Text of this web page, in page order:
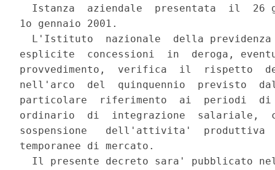
Istanza  aziendale  presentata  il  26
1o gennaio 2001.
L'Istituto  nazionale  della
esplicite  concessioni  in  deroga,
provvedimento,  verifica  il  rispetto
nell'arco  del  quinquennio  previsto
particolare  riferimento  ai  periodi  di
ordinario  di  integrazione  salariale,
sospensione   dell'attivita'  produttiva
temporanee di mercato.
Il presente decreto sara' pubblicato